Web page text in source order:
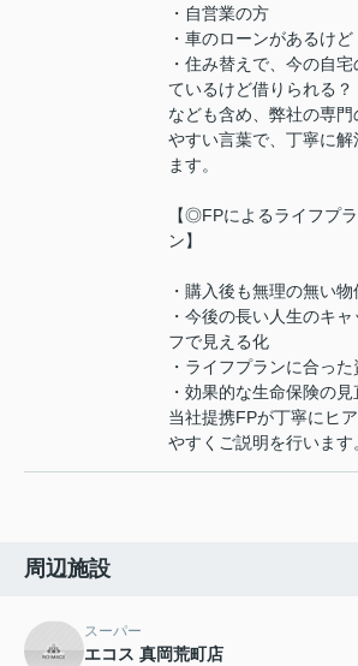
・自営業の方
・車のローンがあるけど
・住み替えで、今の自
ているけど借りられる？
なども含め、弊社の専
やすい言葉で、丁寧に
ます。
【◎FPによるライフプ
ン】
・購入後も無理の無い
・今後の長い人生のキ
フで見える化
・ライフプランに合っ
・効果的な生命保険の見
当社提携FPが丁寧にヒ
やすくご説明を行います
周辺施設
スーパー
エコス 真岡荒町店